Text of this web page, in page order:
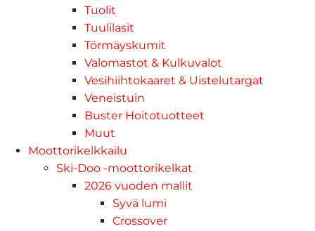
Tuolit
Tuulilasit
Törmäyskumit
Valomastot & Kulkuvalot
Vesihiihtokaaret & Uistelutargat
Veneistuin
Buster Hoitotuotteet
Muut
Moottorikelkkailu
Ski-Doo -moottorikelkat
2026 vuoden mallit
Syvä lumi
Crossover